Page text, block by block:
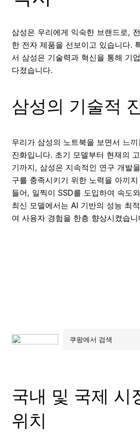
삼성은 우리에게 익숙한 브랜드로,
한 전자 제품을 선보이고 있습니다.
서 삼성은 기술력과 혁신을 통해 기
다졌습니다.
삼성의 기술적
우리가 삼성의 노트북을 보면서 느
진화입니다. 초기 모델부터 현재의
기까지, 삼성은 지속적인 연구 개발
구를 충족시키기 위한 노력을 아끼
들어, 일찍이 SSD를 도입하여 속도
최신 모델에서는 AI 기반의 성능 최
여 사용자 경험을 한층 향상시켰습니
국내 및 국제 시
위치